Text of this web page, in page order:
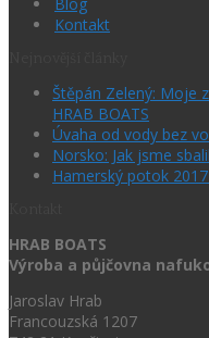
Kontakt
Štěpán Zelený: Moje
HRAB BOATS
Úvaha od vody bez
Norsko: Jak jsme
Hamerský potok
HRAB BOATS
Výroba a půjčovna
Jaroslav Hrab
Francouzská 1207